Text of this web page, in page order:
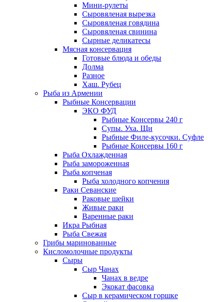
Мини-рулеты
Сыровяленая вырезка
Сыровяленая говядина
Сыровяленая свинина
Сырные деликатесы
Мясная консервация
Готовые блюда и обеды
Долма
Разное
Хаш. Рубец
Рыба из Армении
Рыбные Консервации
ЭКО ФУД
Рыбные Консервы 240 г
Супы. Уха. Щи
Рыбные Филе-кусочки. Суфле
Рыбные Консервы 160 г
Рыба Охлажденная
Рыба замороженная
Рыба копченая
Рыба холодного копчения
Раки Севанские
Раковые шейки
Живые раки
Варенные раки
Икра Рыбная
Рыба Свежая
Грибы маринованные
Кисломолочные продукты
Сыры
Сыр Чанах
Чанах в ведре
Экокат фасовка
Сыр в керамическом горшке